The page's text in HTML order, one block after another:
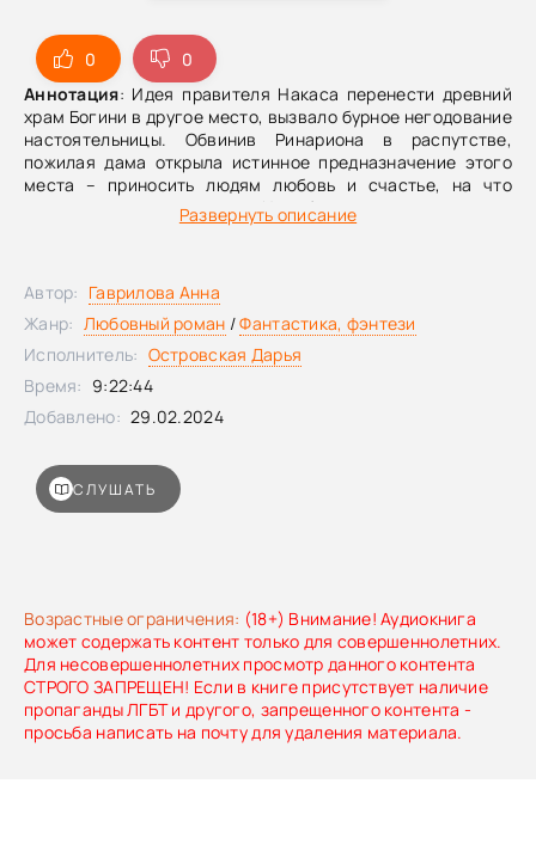
0
0
Аннотация: Идея правителя Накаса перенести древний
храм Богини в другое место, вызвало бурное негодование
настоятельницы. Обвинив Ринариона в распутстве,
пожилая дама открыла истинное предназначение этого
места – приносить людям любовь и счастье, на что
мужчина лишь покривился.Недобрым словом вспомнил
король матушку и ее небесную покровительницу, когда в
очнувшись после сна в кровати какого-то ряженного
парня. Пришлось привыкать к новой реальности и
несмотря на скверный характер венценосца, выживать в
королевстве.
Развернуть описание
Возрастные ограничения: (18+) Внимание! Аудиокнига
может содержать контент только для совершеннолетних.
Для несовершеннолетних просмотр данного контента
СТРОГО ЗАПРЕЩЕН! Если в книге присутствует наличие
пропаганды ЛГБТ и другого, запрещенного контента -
просьба написать на почту для удаления материала.
СЛУШАТЬ
Автор: Гаврилова Анна
Жанр: Любовный роман /Фантастика, фэнтези
Исполнитель: Островская Дарья
Время: 9:22:44
Добавлено: 29.02.2024